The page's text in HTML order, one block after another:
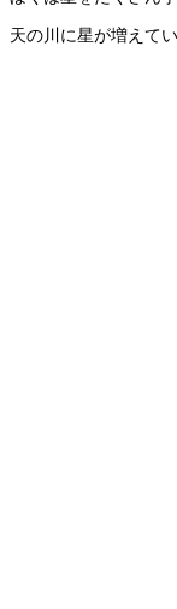
天の川に星が増えて